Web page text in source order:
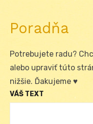
Poradňa
Potrebujete radu?
alebo upraviť túto
nižšie. Ďakujeme ♥
VÁŠ TEXT